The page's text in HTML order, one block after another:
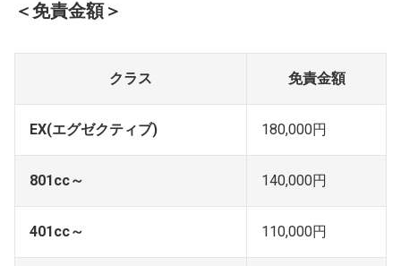
＜免責金額＞
クラス 免責金額
EX(エグゼクティブ) 180,000円
801cc～ 140,000円
401cc～ 110,000円